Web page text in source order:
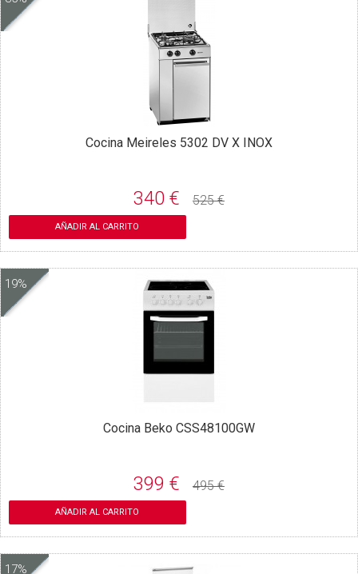
Cocina Meireles 5302 DV X INOX
340 € 525 €
AÑADIR AL CARRITO
19%
Cocina Beko CSS48100GW
399 € 495 €
AÑADIR AL CARRITO
17%